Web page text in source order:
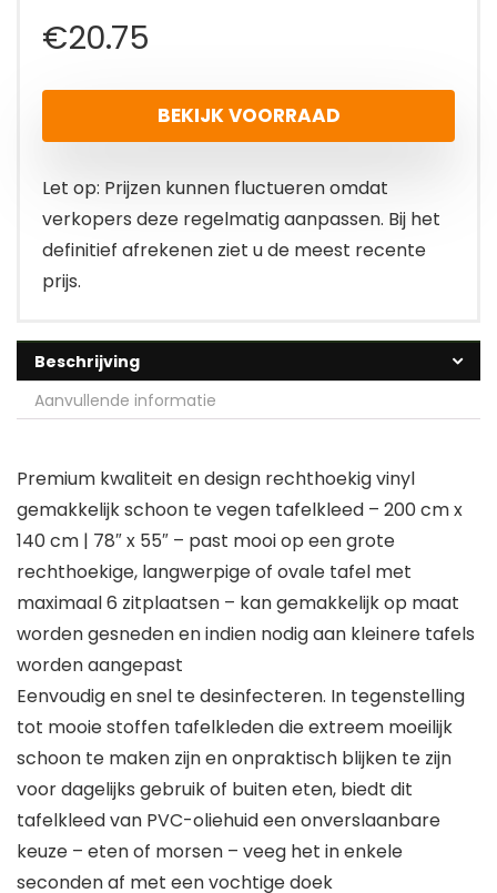
€20.75
BEKIJK VOORRAAD
Let op: Prijzen kunnen fluctueren omdat
verkopers deze regelmatig aanpassen. Bij het
definitief afrekenen ziet u de meest recente
prijs.
Beschrijving
Aanvullende informatie
Premium kwaliteit en design rechthoekig vinyl
gemakkelijk schoon te vegen tafelkleed – 200 cm x
140 cm | 78″ x 55″ – past mooi op een grote
rechthoekige, langwerpige of ovale tafel met
maximaal 6 zitplaatsen – kan gemakkelijk op maat
worden gesneden en indien nodig aan kleinere tafels
worden aangepast
Eenvoudig en snel te desinfecteren. In tegenstelling
tot mooie stoffen tafelkleden die extreem moeilijk
schoon te maken zijn en onpraktisch blijken te zijn
voor dagelijks gebruik of buiten eten, biedt dit
tafelkleed van PVC-oliehuid een onverslaanbare
keuze – eten of morsen – veeg het in enkele
seconden af met een vochtige doek